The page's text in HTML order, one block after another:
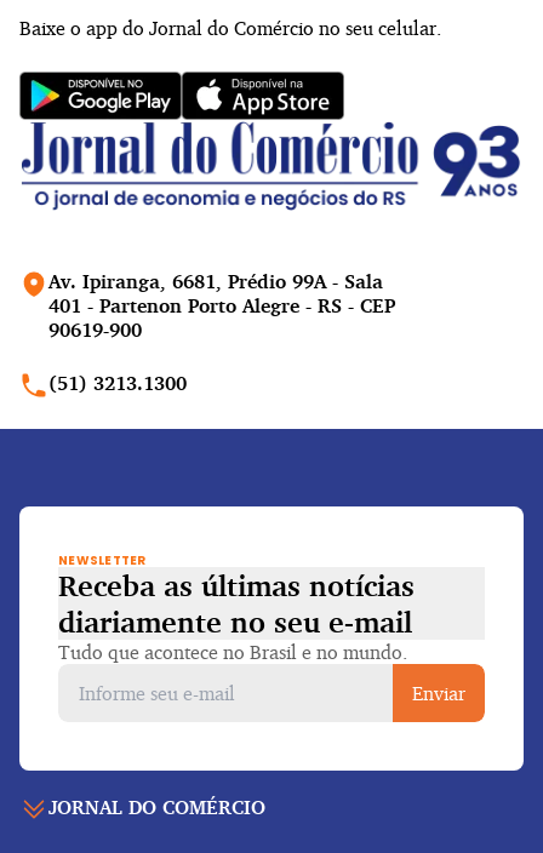
Av. Ipiranga, 6681, Prédio 99A - Sala
401 - Partenon Porto Alegre - RS - CEP
90619-900
(51) 3213.1300
Baixe o app do Jornal do Comércio no seu celular.
JORNAL DO COMÉRCIO
NEWSLETTER
Receba as últimas notícias
diariamente no seu e-mail
Tudo que acontece no Brasil e no mundo.
Enviar